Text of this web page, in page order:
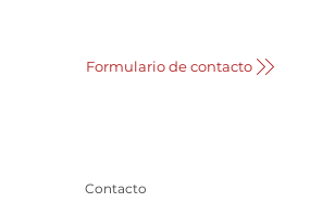
Formulario de contacto
Contacto